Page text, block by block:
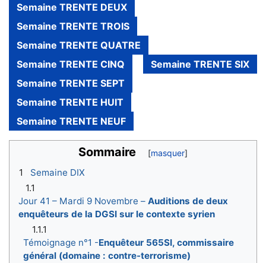
Semaine TRENTE DEUX
Semaine TRENTE TROIS
Semaine TRENTE QUATRE
Semaine TRENTE CINQ
Semaine TRENTE SIX
Semaine TRENTE SEPT
Semaine TRENTE HUIT
Semaine TRENTE NEUF
Sommaire
1
Semaine DIX
1.1
Jour 41 – Mardi 9 Novembre – Auditions de deux
enquêteurs de la DGSI sur le contexte syrien
1.1.1
Témoignage n°1 -Enquêteur 565SI, commissaire
général (domaine : contre-terrorisme)